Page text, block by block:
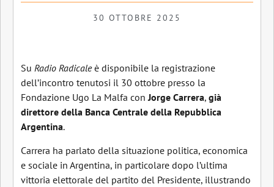
30 OTTOBRE 2025
Su Radio Radicale è disponibile la registrazione
dell’incontro tenutosi il 30 ottobre presso la
Fondazione Ugo La Malfa conJorge Carrera, già
direttore della Banca Centrale della Repubblica
Argentina.
Carrera ha parlato della situazione politica, economica
e sociale in Argentina, in particolare dopo l’ultima
vittoria elettorale del partito del Presidente, illustrando